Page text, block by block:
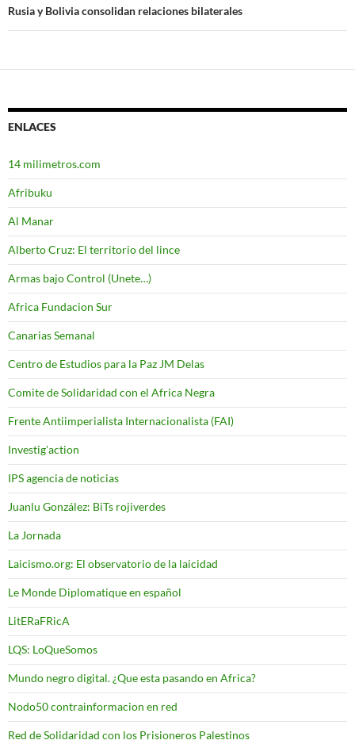
entradas
Rusia y Bolivia consolidan relaciones bilaterales
ENLACES
14 milimetros.com
Afribuku
Al Manar
Alberto Cruz: El territorio del lince
Armas bajo Control (Unete…)
Africa Fundacion Sur
Canarias Semanal
Centro de Estudios para la Paz JM Delas
Comite de Solidaridad con el Africa Negra
Frente Antiimperialista Internacionalista (FAI)
Investig'action
IPS agencia de noticias
Juanlu González: BiTs rojiverdes
La Jornada
Laicismo.org: El observatorio de la laicidad
Le Monde Diplomatique en español
LitERaFRicA
LQS: LoQueSomos
Mundo negro digital. ¿Que esta pasando en Africa?
Nodo50 contrainformacion en red
Red de Solidaridad con los Prisioneros Palestinos